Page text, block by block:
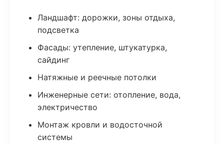
Ландшафт: дорожки, зоны отдыха,
подсветка
Фасады: утепление, штукатурка,
сайдинг
Натяжные и реечные потолки
Инженерные сети: отопление, вода,
электричество
Монтаж кровли и водосточной
системы